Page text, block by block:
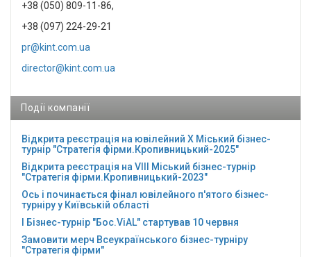
+38 (050) 809-11-86,
+38 (097) 224-29-21
pr@kint.com.ua
director@kint.com.ua
Події компанії
Відкрита реєстрація на ювілейний Х Міський бізнес-
турнір "Стратегія фірми.Кропивницький-2025"
Відкрита реєстрація на VІІІ Міський бізнес-турнір
"Стратегія фірми.Кропивницький-2023"
Ось і починається фінал ювілейного п'ятого бізнес-
турніру у Київській області
І Бізнес-турнір "Бос.ViAL" стартував 10 червня
Замовити мерч Всеукраїнського бізнес-турніру
"Стратегія фірми"